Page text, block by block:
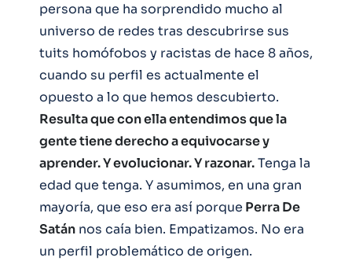
persona que ha sorprendido mucho al
universo de redes tras descubrirse sus
tuits homófobos y racistas de hace 8 años,
cuando su perfil es actualmente el
opuesto a lo que hemos descubierto.
Resulta que con ella entendimos que la
gente tiene derecho a equivocarse y
aprender. Y evolucionar. Y razonar.Tenga la
edad que tenga. Y asumimos, en una gran
mayoría, que eso era así porque Perra De
Satán nos caía bien. Empatizamos. No era
un perfil problemático de origen.